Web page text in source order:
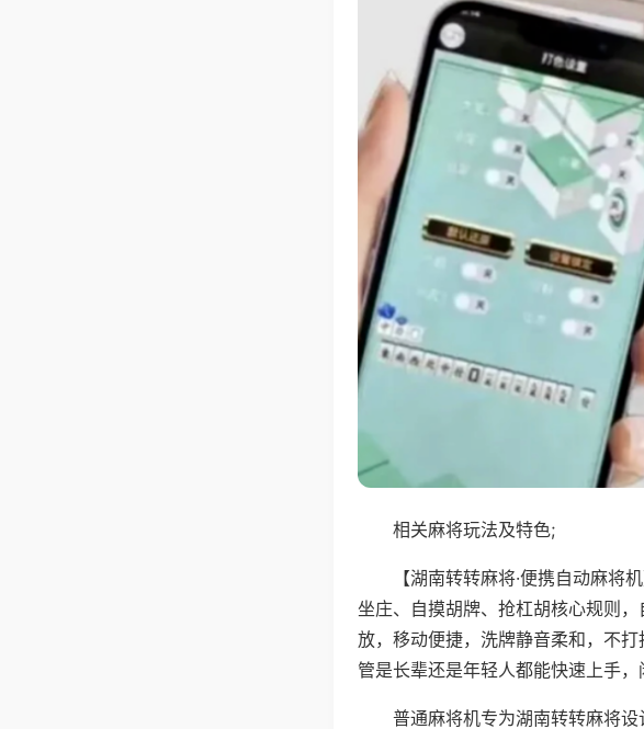
相关麻将玩法及特色;
【湖南转转麻将·便携自动麻
坐庄、自摸胡牌、抢杠胡核心规则
放，移动便捷，洗牌静音柔和，不
管是长辈还是年轻人都能快速上手
普通麻将机专为湖南转转麻将